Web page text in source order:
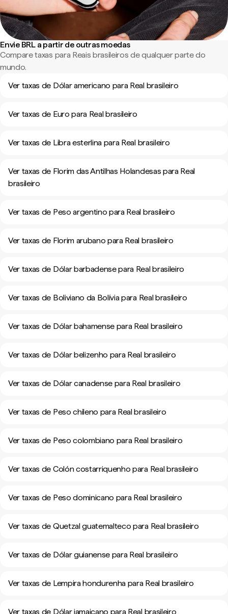
Envie BRL a partir de outras moedas
Compare taxas para Reais brasileiros de qualquer parte do
mundo.
Ver taxas de Dólar americano para Real brasileiro
Ver taxas de Euro para Real brasileiro
Ver taxas de Libra esterlina para Real brasileiro
Ver taxas de Florim das Antilhas Holandesas para Real
brasileiro
Ver taxas de Peso argentino para Real brasileiro
Ver taxas de Florim arubano para Real brasileiro
Ver taxas de Dólar barbadense para Real brasileiro
Ver taxas de Boliviano da Bolívia para Real brasileiro
Ver taxas de Dólar bahamense para Real brasileiro
Ver taxas de Dólar belizenho para Real brasileiro
Ver taxas de Dólar canadense para Real brasileiro
Ver taxas de Peso chileno para Real brasileiro
Ver taxas de Peso colombiano para Real brasileiro
Ver taxas de Colón costarriquenho para Real brasileiro
Ver taxas de Peso dominicano para Real brasileiro
Ver taxas de Quetzal guatemalteco para Real brasileiro
Ver taxas de Dólar guianense para Real brasileiro
Ver taxas de Lempira hondurenha para Real brasileiro
Ver taxas de Dólar jamaicano para Real brasileiro